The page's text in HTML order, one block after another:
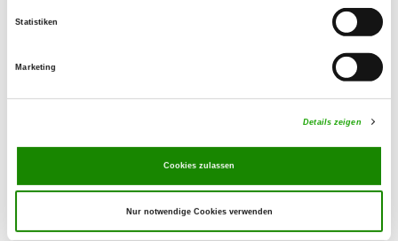
Statistiken
Marketing
Details zeigen
Cookies zulassen
Nur notwendige Cookies verwenden
OG - Berlin-Süd
15831 Mahlow
Details